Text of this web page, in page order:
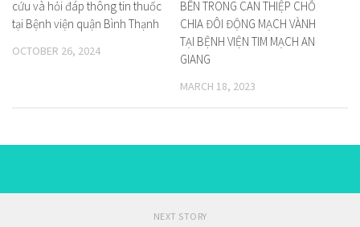
cứu và hỏi đáp thông tin thuốc
tại Bệnh viện quận Bình Thạnh
OCTOBER 26, 2024
BÊN TRONG CAN THIỆP CHỖ
CHIA ĐÔI ĐỘNG MẠCH VÀNH
TẠI BỆNH VIỆN TIM MẠCH AN
GIANG
MARCH 18, 2023
NEXT STORY